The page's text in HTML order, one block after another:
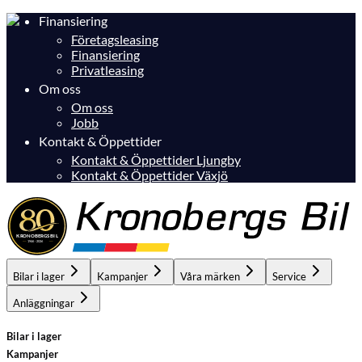
Finansiering
Företagsleasing
Finansiering
Privatleasing
Om oss
Om oss
Jobb
Kontakt & Öppettider
Kontakt & Öppettider Ljungby
Kontakt & Öppettider Växjö
Bilar i lager Kampanjer Våra märken Service
Anläggningar
Bilar i lager
Kampanjer